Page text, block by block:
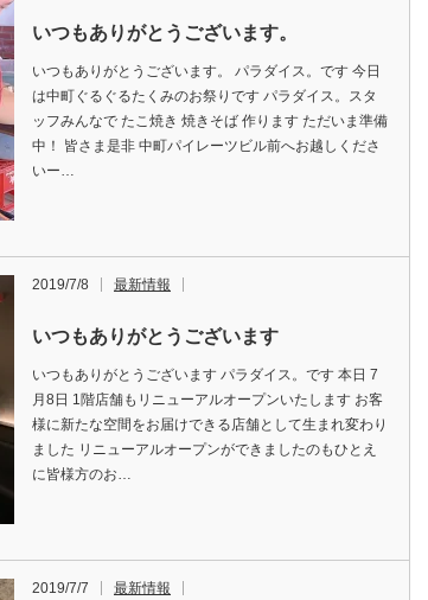
いつもありがとうございます。
いつもありがとうございます。 パラダイス。です 今日
は中町ぐるぐるたくみのお祭りです パラダイス。スタ
ッフみんなで たこ焼き 焼きそば 作ります ただいま準備
中！ 皆さま是非 中町パイレーツビル前へお越しくださ
いー…
2019/7/8 最新情報
いつもありがとうございます
いつもありがとうございます パラダイス。です 本日 7
月8日 1階店舗もリニューアルオープンいたします お客
様に新たな空間をお届けできる店舗として生まれ変わり
ました リニューアルオープンができましたのもひとえ
に皆様方のお…
2019/7/7 最新情報